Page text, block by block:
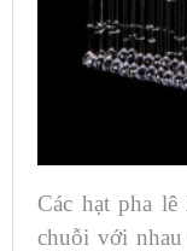
Các hạt pha lê
chuỗi với